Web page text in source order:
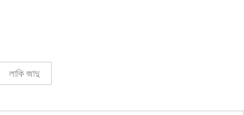
লাকি জাদু